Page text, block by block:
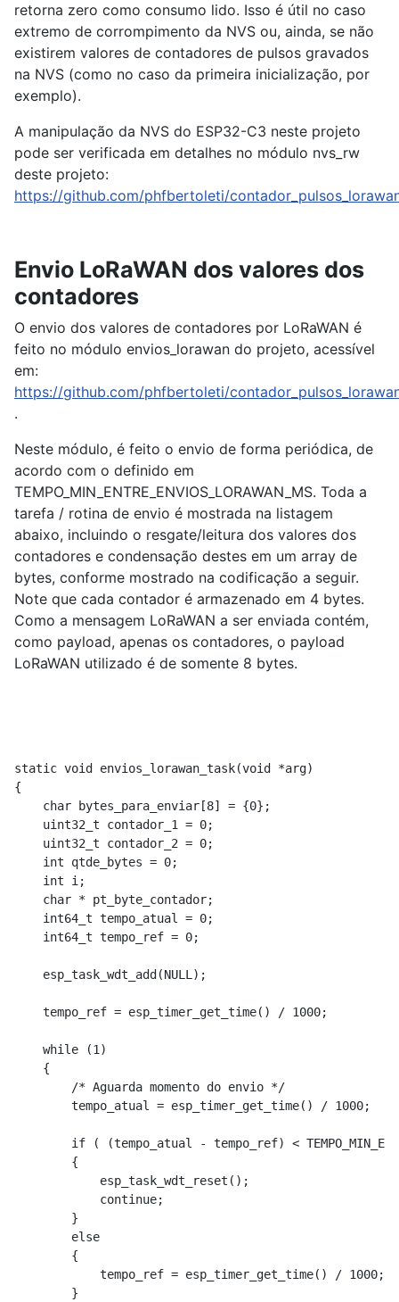
retorna zero como consumo lido. Isso é útil no caso
extremo de corrompimento da NVS ou, ainda, se não
existirem valores de contadores de pulsos gravados
na NVS (como no caso da primeira inicialização, por
exemplo).
A manipulação da NVS do ESP32-C3 neste projeto
pode ser verificada em detalhes no módulo nvs_rw
deste projeto:
https://github.com/phfbertoleti/
Envio LoRaWAN dos valores dos
contadores
O envio dos valores de contadores por LoRaWAN é
feito no módulo envios_lorawan do projeto, acessível
em:
https://github.com/phfbertoleti/
.
Neste módulo, é feito o envio de forma periódica, de
acordo com o definido em
TEMPO_MIN_ENTRE_ENVIOS_LORAWAN_MS. Toda a
tarefa / rotina de envio é mostrada na listagem
abaixo, incluindo o resgate/leitura dos valores dos
contadores e condensação destes em um array de
bytes, conforme mostrado na codificação a seguir.
Note que cada contador é armazenado em 4 bytes.
Como a mensagem LoRaWAN a ser enviada contém,
como payload, apenas os contadores, o payload
LoRaWAN utilizado é de somente 8 bytes.
static void envios_lorawan_task(void *arg)
{
    char bytes_para_enviar[8] = {0};
    uint32_t contador_1 = 0;
    uint32_t contador_2 = 0;
    int qtde_bytes = 0;
    int i;
    char * pt_byte_contador;
    int64_t tempo_atual = 0;
    int64_t tempo_ref = 0;
    esp_task_wdt_add(NULL);
    tempo_ref = esp_timer_get_time() / 1000;
    while (1)
    {
        /* Aguarda momento do envio */
        tempo_atual = esp_timer_get_time() / 1000;
if ( (tempo_atual - tempo_ref) <
        {
            esp_task_wdt_reset();
            continue;
        }
        else
        {
            tempo_ref = esp_timer_get_time() / 1000;
        }